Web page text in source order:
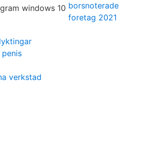
borsnoterade
foretag 2021
verkstad